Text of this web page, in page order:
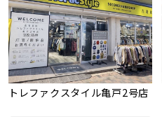
トレファクスタイル亀戸2号店